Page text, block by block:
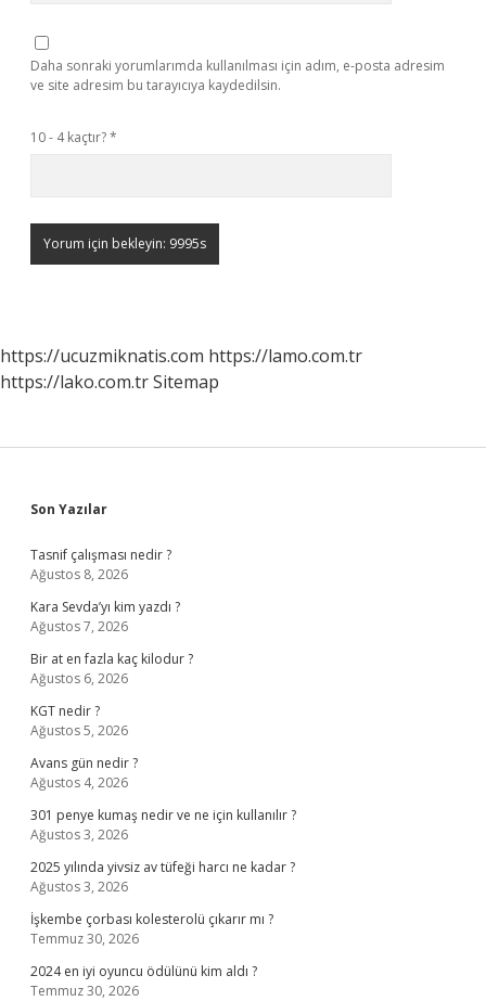
Daha sonraki yorumlarımda kullanılması için adım, e-posta adresim
ve site adresim bu tarayıcıya kaydedilsin.
10 - 4 kaçtır?*
https://ucuzmiknatis.com https://lamo.com.tr
https://lako.com.trSitemap
Sidebar
Son Yazılar
Tasnif çalışması nedir ?
Ağustos 8, 2026
Kara Sevda’yı kim yazdı ?
Ağustos 7, 2026
Bir at en fazla kaç kilodur ?
Ağustos 6, 2026
KGT nedir ?
Ağustos 5, 2026
Avans gün nedir ?
Ağustos 4, 2026
301 penye kumaş nedir ve ne için kullanılır ?
Ağustos 3, 2026
2025 yılında yivsiz av tüfeği harcı ne kadar ?
Ağustos 3, 2026
İşkembe çorbası kolesterolü çıkarır mı ?
Temmuz 30, 2026
2024 en iyi oyuncu ödülünü kim aldı ?
Temmuz 30, 2026